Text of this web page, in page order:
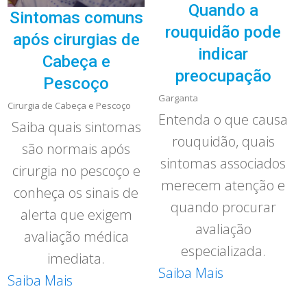
Sintomas comuns
após cirurgias de
Cabeça e
Pescoço
Cirurgia de Cabeça e Pescoço
Saiba quais sintomas
são normais após
cirurgia no pescoço e
conheça os sinais de
alerta que exigem
avaliação médica
imediata.
Saiba Mais
Quando a
rouquidão pode
indicar
preocupação
Garganta
Entenda o que causa
rouquidão, quais
sintomas associados
merecem atenção e
quando procurar
avaliação
especializada.
Saiba Mais